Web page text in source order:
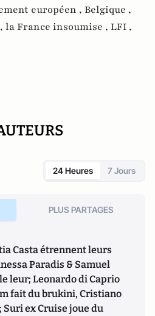
européen , Belgique ,
la France insoumise , LFI ,
24 Heures 7 Jours
PLUS PARTAGES
Casta étrennent leurs
Paradis & Samuel
leur; Leonardo di Caprio
fait du brukini, Cristiano
ex Cruise joue du